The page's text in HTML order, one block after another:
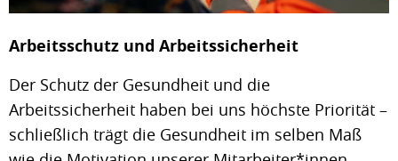
Arbeitsschutz und Arbeitssicherheit
Der Schutz der Gesundheit und die
Arbeitssicherheit haben bei uns höchste Priorität –
schließlich trägt die Gesundheit im selben Maß